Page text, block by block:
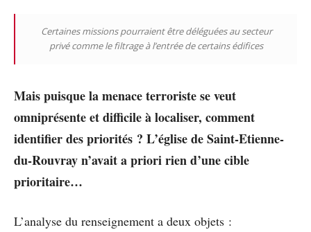
Certaines missions pourraient être déléguées au secteur
privé comme le filtrage à l’entrée de certains édifices
Mais puisque la menace terroriste se veut
omniprésente et difficile à localiser, comment
identifier des priorités ? L’église de Saint-Etienne-
du-Rouvray n’avait a priori rien d’une cible
prioritaire…
L’analyse du renseignement a deux objets :